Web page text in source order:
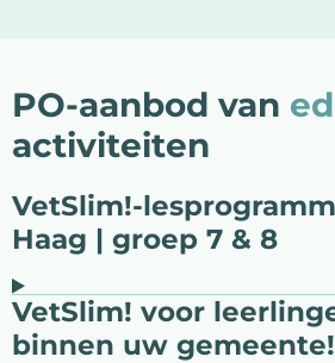
PO-aanbod van
activiteiten
VetSlim!-
Haag | groep 7 & 8
VetSlim! voor
binnen uw gemeente!